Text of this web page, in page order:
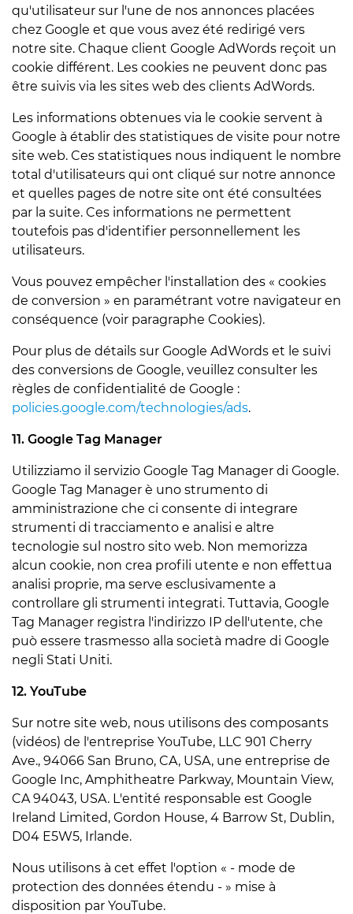
qu'utilisateur sur l'une de nos annonces placées
chez Google et que vous avez été redirigé vers
notre site. Chaque client Google AdWords reçoit un
cookie différent. Les cookies ne peuvent donc pas
être suivis via les sites web des clients AdWords.
Les informations obtenues via le cookie servent à
Google à établir des statistiques de visite pour notre
site web. Ces statistiques nous indiquent le nombre
total d'utilisateurs qui ont cliqué sur notre annonce
et quelles pages de notre site ont été consultées
par la suite. Ces informations ne permettent
toutefois pas d'identifier personnellement les
utilisateurs.
Vous pouvez empêcher l'installation des « cookies
de conversion » en paramétrant votre navigateur en
conséquence (voir paragraphe Cookies).
Pour plus de détails sur Google AdWords et le suivi
des conversions de Google, veuillez consulter les
règles de confidentialité de Google :
policies.google.com/technologies/ads.
11. Google Tag Manager
Utilizziamo il servizio Google Tag Manager di Google.
Google Tag Manager è uno strumento di
amministrazione che ci consente di integrare
strumenti di tracciamento e analisi e altre
tecnologie sul nostro sito web. Non memorizza
alcun cookie, non crea profili utente e non effettua
analisi proprie, ma serve esclusivamente a
controllare gli strumenti integrati. Tuttavia, Google
Tag Manager registra l'indirizzo IP dell'utente, che
può essere trasmesso alla società madre di Google
negli Stati Uniti.
12. YouTube
Sur notre site web, nous utilisons des composants
(vidéos) de l'entreprise YouTube, LLC 901 Cherry
Ave., 94066 San Bruno, CA, USA, une entreprise de
Google Inc, Amphitheatre Parkway, Mountain View,
CA 94043, USA. L'entité responsable est Google
Ireland Limited, Gordon House, 4 Barrow St, Dublin,
D04 E5W5, Irlande.
Nous utilisons à cet effet l'option « - mode de
protection des données étendu - » mise à
disposition par YouTube.